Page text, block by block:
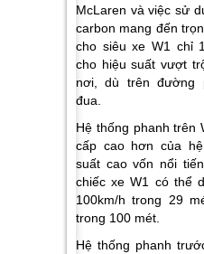
McLaren và việc sử
carbon mang đến
cho siêu xe W1 chỉ
cho hiệu suất vượt
nơi, dù trên đường
đua.
Hệ thống phanh trên
cấp cao hơn của
suất cao vốn nổi
chiếc xe W1 có thể
100km/h trong 29
trong 100 mét.
Hệ thống phanh